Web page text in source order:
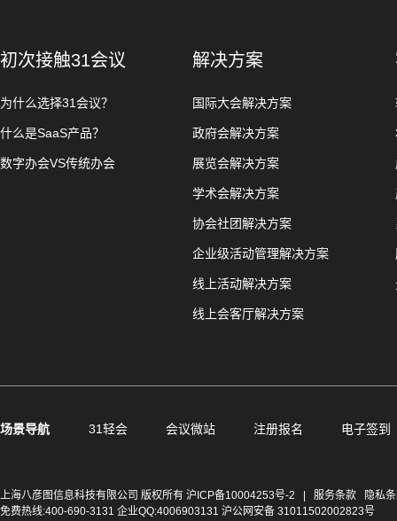
初次接触31会议
为什么选择31会议？
什么是SaaS产品？
数字办会VS传统办会
解决方案
国际大会解决方案
政府会解决方案
展览会解决方案
学术会解决方案
协会社团解决方案
企业级活动管理解决方案
线上活动解决方案
线上会客厅解决方案
场景导航 31轻会 会议微站 注册报名 电子签到
上海八彦图信息科技有限公司 版权所有 沪ICP备10004253号-2 服务条款
隐私
免费热线:400-690-3131 企业QQ:4006903131 沪公网安备 31011502002823号